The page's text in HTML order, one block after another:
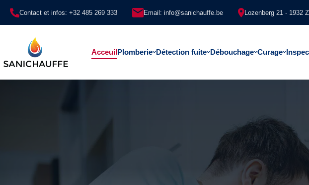
Contact et infos: +32 485 269 333 Email: info@sanichauffe.be Lozenberg 21 - 1932
AcceuilPlomberie Détection fuite Débouchage Curage